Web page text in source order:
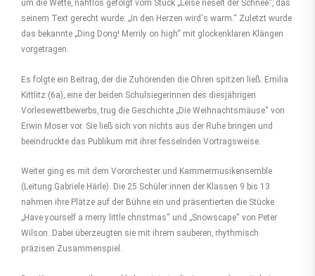
um die Wette, nahtlos gefolgt vom Stück „Leise rieselt der Schnee“, das
seinem Text gerecht wurde: „In den Herzen wird‘s warm.“ Zuletzt wurde
das bekannte „Ding Dong! Merrily on high“ mit glockenklaren Klängen
vorgetragen.
Es folgte ein Beitrag, der die Zuhörenden die Ohren spitzen ließ: Emilia
Kittlitz (6a), eine der beiden Schulsiegerinnen des diesjährigen
Vorlesewettbewerbs, trug die Geschichte „Die Weihnachtsmäuse“ von
Erwin Moser vor. Sie ließ sich von nichts aus der Ruhe bringen und
beeindruckte das Publikum mit ihrer fesselnden Vortragsweise.
Weiter ging es mit dem Vororchester und Kammermusikensemble
(Leitung Gabriele Härle). Die 25 Schüler:innen der Klassen 9 bis 13
nahmen ihre Plätze auf der Bühne ein und präsentierten die Stücke
„Have yourself a merry little christmas“ und „Snowscape“ von Peter
Wilson. Dabei überzeugten sie mit ihrem sauberen, rhythmisch
präzisen Zusammenspiel.